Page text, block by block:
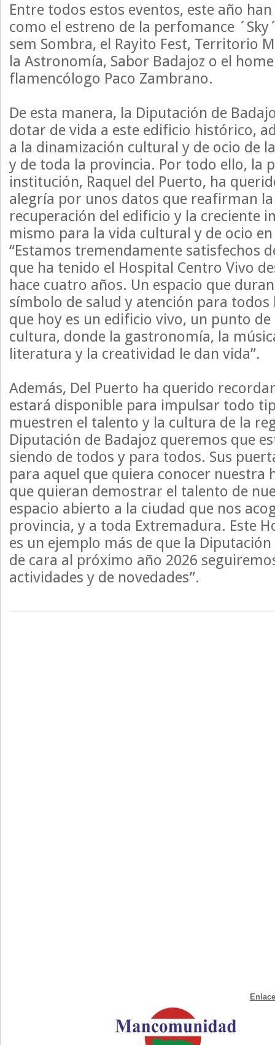
Entre todos estos eventos, este año
como el estreno de la perfomance
sem Sombra, el Rayito Fest, Territorio
la Astronomía, Sabor Badajoz o el
flamencólogo Paco Zambrano.
De esta manera, la Diputación de
dotar de vida a este edificio histórico,
a la dinamización cultural y de ocio de
y de toda la provincia. Por todo ello, la
institución, Raquel del Puerto, ha
alegría por unos datos que reafirman
recuperación del edificio y la creciente
mismo para la vida cultural y de ocio
“Estamos tremendamente satisfechos
que ha tenido el Hospital Centro Vivo
hace cuatro años. Un espacio que
símbolo de salud y atención para todos
que hoy es un edificio vivo, un punto
cultura, donde la gastronomía, la
literatura y la creatividad le dan vida”.
Además, Del Puerto ha querido
estará disponible para impulsar todo
muestren el talento y la cultura de la
Diputación de Badajoz queremos que
siendo de todos y para todos. Sus
para aquel que quiera conocer nuestra
que quieran demostrar el talento de
espacio abierto a la ciudad que nos
provincia, y a toda Extremadura. Este
es un ejemplo más de que la
de cara al próximo año 2026
actividades y de novedades”.